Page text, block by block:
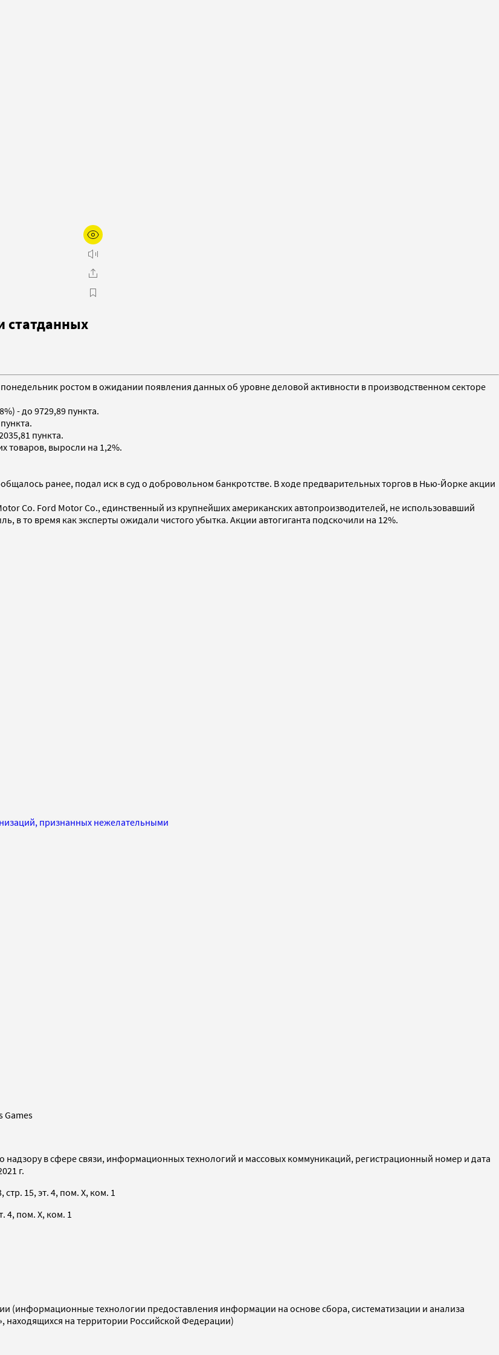
статданных
ростом в ожидании появления данных об уровне деловой активности в производственном секторе
- до 9729,89 пункта.
пункта.
товаров, выросли на 1,2%.
ранее, подал иск в суд о добровольном банкротстве. В ходе предварительных торгов в Нью-Йорке акции
Co. Ford Motor Co., единственный из крупнейших американских автопроизводителей, не использовавший
в то время как эксперты ожидали чистого убытка. Акции автогиганта подскочили на 12%.
признанных нежелательными
Games
надзору в сфере связи, информационных технологий и массовых коммуникаций, регистрационный номер и дата
г.
15, эт. 4, пом. X, ком. 1
4, пом. X, ком. 1
(информационные технологии предоставления информации на основе сбора, систематизации и анализа
находящихся на территории Российской Федерации)